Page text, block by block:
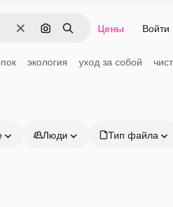
ОчиститьПоиск по изображению
Поиск Цены Войти
экология уход за собой
Люди Тип файла